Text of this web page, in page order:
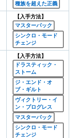
種族を超えた正義
【入手方法】
マスターパック
シンクロ・モード
チェンジ
【入手方法】
ドラスティック・
ストーム
ジ・エンド・オ
ブ・ギルト
ヴィクトリー・イ
ン・プログレス
マスターパック
シンクロ・モード
チェンジ